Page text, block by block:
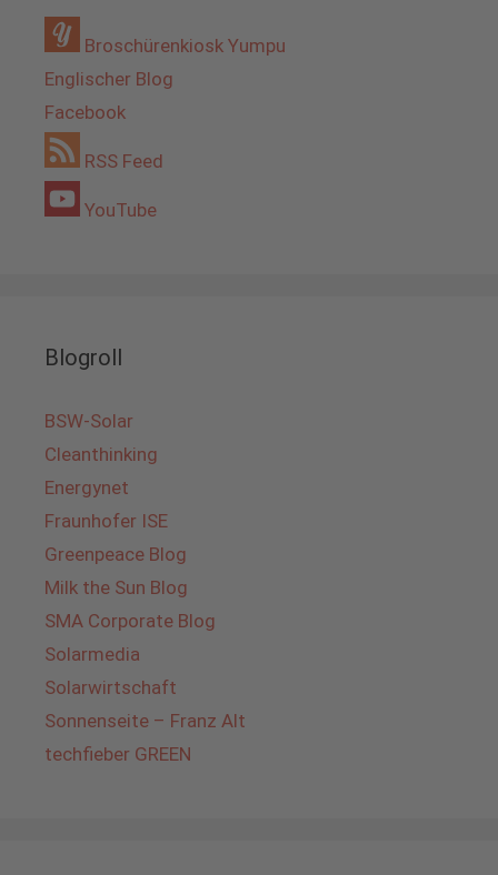
Broschürenkiosk Yumpu
Englischer Blog
Facebook
RSS Feed
YouTube
Blogroll
BSW-Solar
Cleanthinking
Energynet
Fraunhofer ISE
Greenpeace Blog
Milk the Sun Blog
SMA Corporate Blog
Solarmedia
Solarwirtschaft
Sonnenseite – Franz Alt
techfieber GREEN